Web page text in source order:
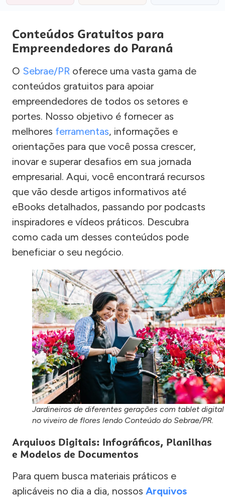
Conteúdos Gratuitos para
Empreendedores do Paraná
O Sebrae/PR oferece uma vasta gama de
conteúdos gratuitos para apoiar
empreendedores de todos os setores e
portes. Nosso objetivo é fornecer as
melhores ferramentas, informações e
orientações para que você possa crescer,
inovar e superar desafios em sua jornada
empresarial. Aqui, você encontrará recursos
que vão desde artigos informativos até
eBooks detalhados, passando por podcasts
inspiradores e vídeos práticos. Descubra
como cada um desses conteúdos pode
beneficiar o seu negócio.
Jardineiros de diferentes gerações com tablet digital
no viveiro de flores lendo Conteúdo do Sebrae/PR.
Arquivos Digitais: Infográficos, Planilhas
e Modelos de Documentos
Para quem busca materiais práticos e
aplicáveis no dia a dia, nossos Arquivos